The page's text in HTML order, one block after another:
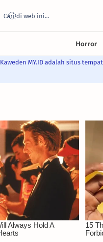
Kaweden MY.ID adalah situs